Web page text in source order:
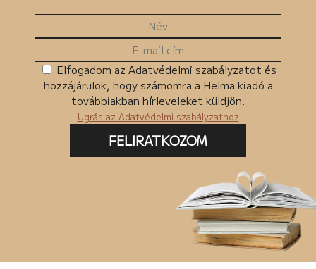
Elfogadom az Adatvédelmi szabályzatot és
hozzájárulok, hogy számomra a Helma kiadó a
továbbiakban hírleveleket küldjön.
Ugrás az Adatvédelmi szabályzathoz
FELIRATKOZOM